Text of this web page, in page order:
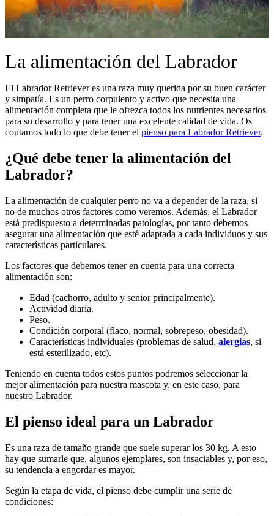
La alimentación del Labrador
El Labrador Retriever es una raza muy querida por su buen carácter
y simpatía. Es un perro corpulento y activo que necesita una
alimentación completa que le ofrezca todos los nutrientes necesarios
para su desarrollo y para tener una excelente calidad de vida. Os
contamos todo lo que debe tener el pienso para Labrador Retriever.
¿Qué debe tener la alimentación del
Labrador?
La alimentación de cualquier perro no va a depender de la raza, si
no de muchos otros factores como veremos. Además, el Labrador
está predispuesto a determinadas patologías, por tanto debemos
asegurar una alimentación que esté adaptada a cada individuos y sus
características particulares.
Los factores que debemos tener en cuenta para una correcta
alimentación son:
Edad (cachorro, adulto y senior principalmente).
Actividad diaria.
Peso.
Condición corporal (flaco, normal, sobrepeso, obesidad).
Características individuales (problemas de salud, alergias, si
está esterilizado, etc).
Teniendo en cuenta todos estos puntos podremos seleccionar la
mejor alimentación para nuestra mascota y, en este caso, para
nuestro Labrador.
El pienso ideal para un Labrador
Es una raza de tamaño grande que suele superar los 30 kg. A esto
hay que sumarle que, algunos ejemplares, son insaciables y, por eso,
su tendencia a engordar es mayor.
Según la etapa de vida, el pienso debe cumplir una serie de
condiciones: